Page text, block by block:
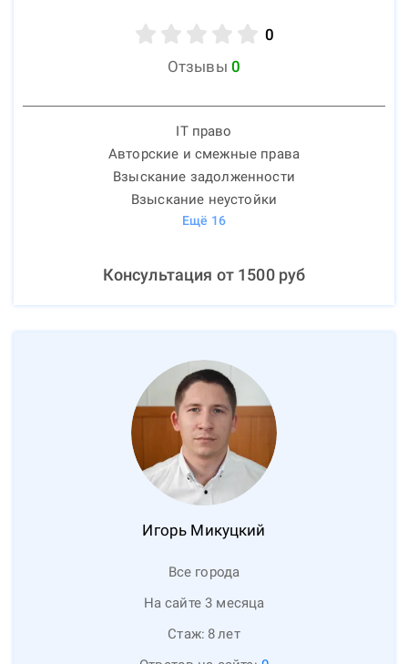
0
Отзывы 0
IT право
Авторские и смежные права
Взыскание задолженности
Взыскание неустойки
Ещё 16
Консультация от 1500руб
Игорь Микуцкий
Все города
На сайте 3 месяца
Стаж: 8лет